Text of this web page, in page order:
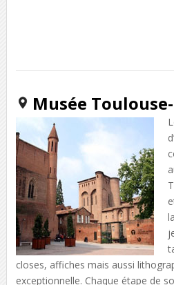
Musée
closes, affiches mais aussi
exceptionnelle. Chaque étape de